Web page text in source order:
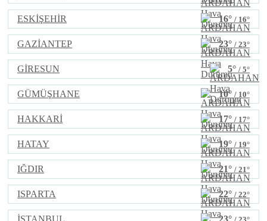
ESKİŞEHİR 16° / 16°
GAZİANTEP 23° / 23°
GİRESUN 5° / 5°
GÜMÜŞHANE 10° / 10°
HAKKARİ 17° / 17°
HATAY 19° / 19°
IĞDIR 21° / 21°
ISPARTA 22° / 22°
İSTANBUL 23°